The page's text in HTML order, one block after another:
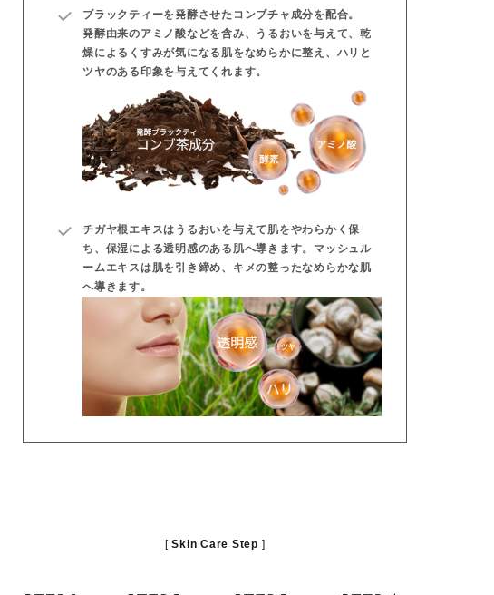
ブラックティーを発酵させたコンブチャ成分を配合。
発酵由来のアミノ酸などを含み、うるおいを与えて、乾
燥によるくすみが気になる肌をなめらかに整え、ハリと
ツヤのある印象を与えてくれます。
チガヤ根エキスはうるおいを与えて肌をやわらかく保
ち、保湿による透明感のある肌へ導きます。マッシュル
ームエキスは肌を引き締め、キメの整ったなめらかな肌
へ導きます。
Skin Care Step